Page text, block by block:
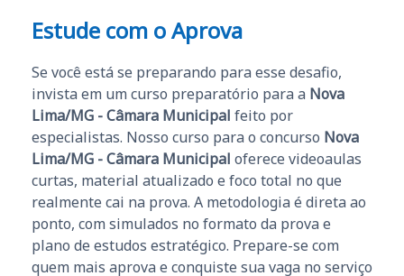
Estude com o Aprova
Se você está se preparando para esse desafio,
invista em um curso preparatório para a Nova
Lima/MG - Câmara Municipal feito por
especialistas. Nosso curso para o concurso Nova
Lima/MG - Câmara Municipal oferece videoaulas
curtas, material atualizado e foco total no que
realmente cai na prova. A metodologia é direta ao
ponto, com simulados no formato da prova e
plano de estudos estratégico. Prepare-se com
quem mais aprova e conquiste sua vaga no serviço